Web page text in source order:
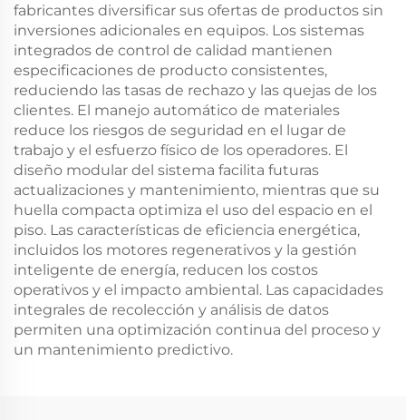
fabricantes diversificar sus ofertas de productos sin
inversiones adicionales en equipos. Los sistemas
integrados de control de calidad mantienen
especificaciones de producto consistentes,
reduciendo las tasas de rechazo y las quejas de los
clientes. El manejo automático de materiales
reduce los riesgos de seguridad en el lugar de
trabajo y el esfuerzo físico de los operadores. El
diseño modular del sistema facilita futuras
actualizaciones y mantenimiento, mientras que su
huella compacta optimiza el uso del espacio en el
piso. Las características de eficiencia energética,
incluidos los motores regenerativos y la gestión
inteligente de energía, reducen los costos
operativos y el impacto ambiental. Las capacidades
integrales de recolección y análisis de datos
permiten una optimización continua del proceso y
un mantenimiento predictivo.